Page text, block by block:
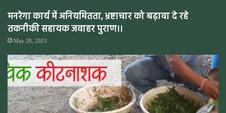
मनरेगा कार्य में अनियमितता, भ्रष्टाचार को बढ़ावा दे रहे
तकनीकी सहायक जवाहर पुराण।।
May 28, 2023